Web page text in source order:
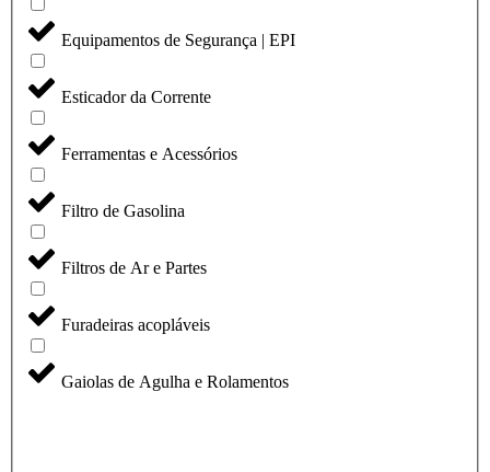
Equipamentos de Segurança | EPI
Esticador da Corrente
Ferramentas e Acessórios
Filtro de Gasolina
Filtros de Ar e Partes
Furadeiras acopláveis
Gaiolas de Agulha e Rolamentos